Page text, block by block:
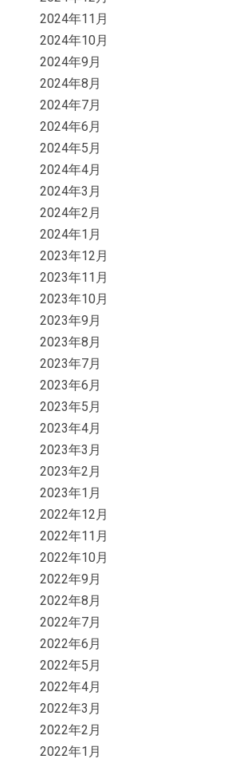
2024年11月
2024年10月
2024年9月
2024年8月
2024年7月
2024年6月
2024年5月
2024年4月
2024年3月
2024年2月
2024年1月
2023年12月
2023年11月
2023年10月
2023年9月
2023年8月
2023年7月
2023年6月
2023年5月
2023年4月
2023年3月
2023年2月
2023年1月
2022年12月
2022年11月
2022年10月
2022年9月
2022年8月
2022年7月
2022年6月
2022年5月
2022年4月
2022年3月
2022年2月
2022年1月